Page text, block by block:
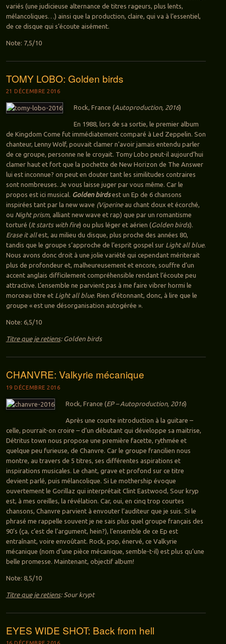
variés (une judicieuse alternance de titres rageurs, plus lents,
mélancoliques…) ainsi que la production, claire, qui va à l’essentiel,
de ce disque qui s’écoute aisément.
Note: 7,5/10
TOMY LOBO: Golden birds
21 DÉCEMBRE 2016
Rock, France (Autoproduction, 2016)
En 1988, lors de sa sortie, le premier album
de Kingdom Come fut immédiatement comparé à Led Zeppelin. Son
chanteur, Lenny Wolf, pouvait clamer n’avoir jamais entendu parler
de ce groupe, personne ne le croyait. Tomy Lobo peut-il aujourd’hui
clamer haut et fort que la pochette de New Horizon de The Answer
lui est inconnue? on peut en douter tant les similitudes contraires
sont nombreuses. Je vous laisse juger par vous même. Car le
propos est ici musical. Golden birdsest un Ep de 6 chansons
inspirées tant par la new wave (Viperineau chant doux et écorché,
ou Night prism, alliant new wave et rap) que par un romantisme
torturé (It starts with fire) ou plus léger et aérien (Golden birds).
Erase it allest, au milieu du disque, plus proche des années 80,
tandis que le groupe s’approche de l’esprit gospel sur Light all blue.
Nous avons donc droit à une jolie variété qui cependant mériterait
plus de profondeur et, malheureusement et encore, souffre d’un
accent anglais difficilement compréhensible rendant l’écoute peu
attractive. L’ensemble ne parvient pas à me faire vibrer hormi le
morceau titre et Light all blue. Rien d’étonnant, donc, à lire que le
groupe « est une désorganisation autogérée ».
Note: 6,5/10
Titre que je retiens: Golden birds
CHANVRE: Valkyrie mécanique
19 DÉCEMBRE 2016
Rock, France (EP – Autoproduction, 2016)
Après une courte introduction à la guitare –
celle, pourrait-on croire – d’un débutant qui développe sa maitrise,
Détritus town nous propose une première facette, rythmée et
quelque peu furieuse, de Chanvre. Car le groupe francilien nous
montre, au travers de 5 titres, ses différentes aspirations et
inspirations musicales. Le chant, grave et profond sur ce titre
devient parlé, puis mélancolique. Si Le mothership évoque
ouvertement le Gorillaz qui interprétait Clint Eastwood, Sour kryp
est, à mes oreilles, la révélation. Car, oui, en cinq trop courtes
chansons, Chanvre parvient à envouter l’auditeur que je suis. Si le
phrasé me rappelle souvent je ne sais plus quel groupe français des
90’s (ça, c’est de l’argument, hein?), l’ensemble de ce Ep est
entraînant, voire envoûtant. Rock, pop, énervé, ce Valkyrie
mécanique (nom d’une pièce mécanique, semble-t-il) est plus qu’une
belle promesse. Maintenant, objectif album!
Note: 8,5/10
Titre que je retiens: Sour krypt
EYES WIDE SHOT: Back from hell